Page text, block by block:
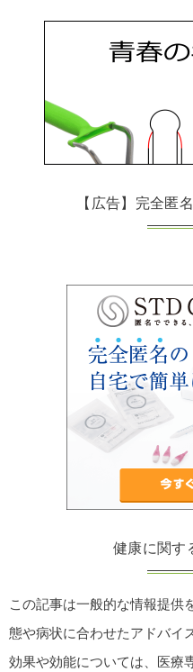
【広告】完全匿
健康に関す
この記事は一般的な情報提供
態や病状に合わせたアドバイ
効果や効能については、医療